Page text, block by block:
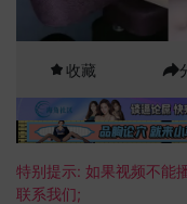
收藏
特别提示: 如果视频不能
联系我们;